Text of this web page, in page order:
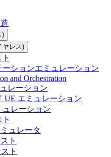
)
ヤレス)
ーションエミュレーション
and Orchestration
レーション
UE エミュレーション
ュレーション
ュレータ
ト
ト